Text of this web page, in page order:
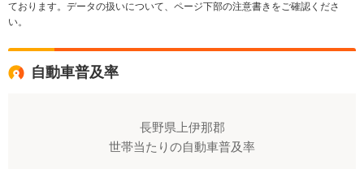
ております。データの扱いについて、ページ下部の注意書きをご確認くださ
い。
自動車普及率
長野県上伊那郡
世帯当たりの自動車普及率